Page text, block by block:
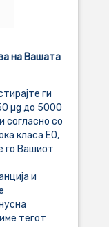
на Вашата
ги
µg до 5000
согласно со
класа Е0,
го Вашиот
и
тегот